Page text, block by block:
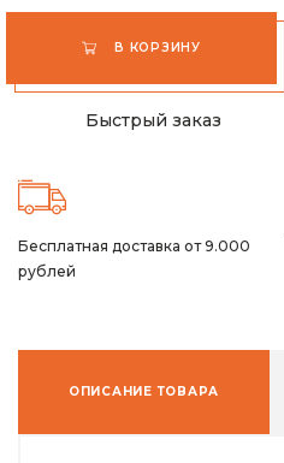
В КОРЗИНУ
Быстрый заказ
Бесплатная доставка от 9.000
рублей
ОПИСАНИЕ ТОВАРА